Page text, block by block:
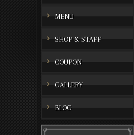
MENU
SHOP & STAFF
COUPON
GALLERY
BLOG